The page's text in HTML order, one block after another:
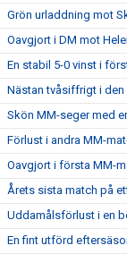
Grön urladdning mot
Oavgjort i DM mot
En stabil 5-0 vinst i
Nästan tvåsiffrigt i den
Skön MM-seger med
Förlust i andra MM-
Oavgjort i första MM-
Årets sista match på
Uddamålsförlust i en
En fint utförd